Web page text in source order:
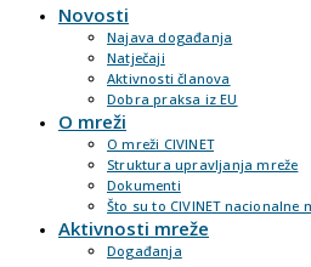
Novosti
Najava događanja
Natječaji
Aktivnosti članova
Dobra praksa iz EU
O mreži
O mreži CIVINET
Struktura upravljanja mreže
Dokumenti
Što su to CIVINET nacionalne
Aktivnosti mreže
Događanja